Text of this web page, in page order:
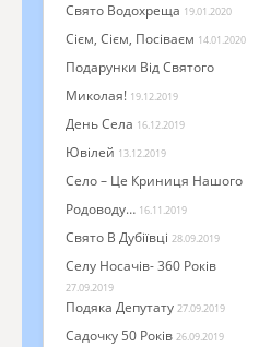
Свято Водохреща 19.01.2020
Сієм, Сієм, Посіваєм 14.01.2020
Подарунки Від Святого
Миколая! 19.12.2019
День Села 16.12.2019
Ювілей 13.12.2019
Село – Це Криниця Нашого
Родоводу… 16.11.2019
Свято В Дубіївці 28.09.2019
Селу Носачів- 360 Років
27.09.2019
Подяка Депутату 27.09.2019
Садочку 50 Років 26.09.2019